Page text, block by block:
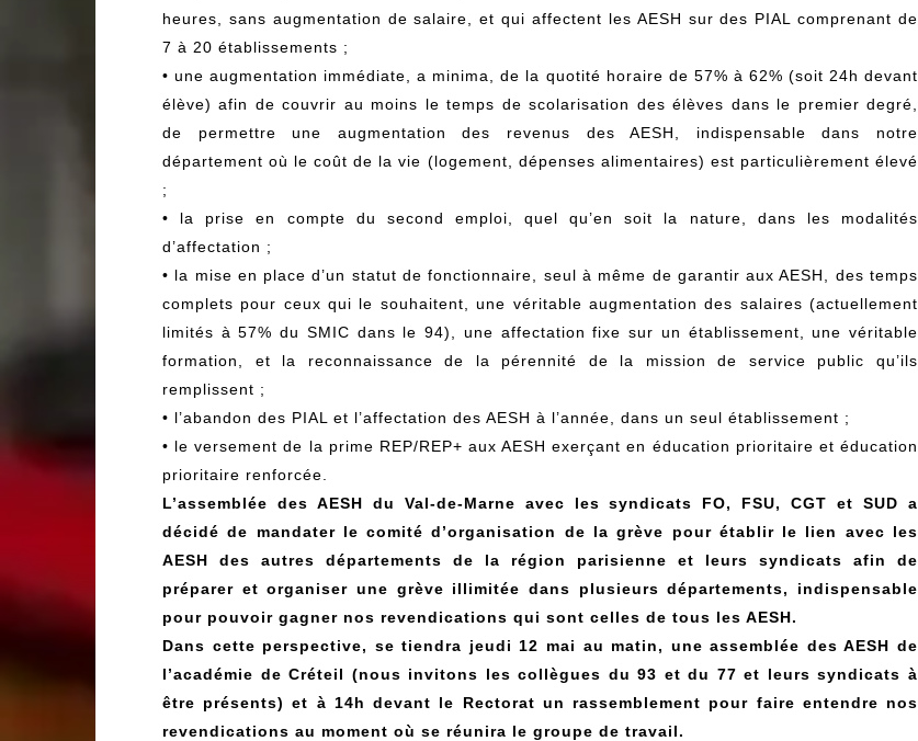
heures, sans augmentation de salaire, et qui affectent les AESH sur des PIAL comprenant de
7 à 20 établissements ;
• une augmentation immédiate, a minima, de la quotité horaire de 57% à 62% (soit 24h devant
élève) afin de couvrir au moins le temps de scolarisation des élèves dans le premier degré,
de permettre une augmentation des revenus des AESH, indispensable dans notre
département où le coût de la vie (logement, dépenses alimentaires) est particulièrement élevé
;
• la prise en compte du second emploi, quel qu’en soit la nature, dans les modalités
d’affectation ;
• la mise en place d’un statut de fonctionnaire, seul à même de garantir aux AESH, des temps
complets pour ceux qui le souhaitent, une véritable augmentation des salaires (actuellement
limités à 57% du SMIC dans le 94), une affectation fixe sur un établissement, une véritable
formation, et la reconnaissance de la pérennité de la mission de service public qu’ils
remplissent ;
• l’abandon des PIAL et l’affectation des AESH à l’année, dans un seul établissement ;
• le versement de la prime REP/REP+ aux AESH exerçant en éducation prioritaire et éducation
prioritaire renforcée.
L’assemblée des AESH du Val-de-Marne avec les syndicats FO, FSU, CGT et SUD a
décidé de mandater le comité d’organisation de la grève pour établir le lien avec les
AESH des autres départements de la région parisienne et leurs syndicats afin de
préparer et organiser une grève illimitée dans plusieurs départements, indispensable
pour pouvoir gagner nos revendications qui sont celles de tous les AESH.
Dans cette perspective, se tiendra jeudi 12 mai au matin, une assemblée des AESH de
l’académie de Créteil (nous invitons les collègues du 93 et du 77 et leurs syndicats à
être présents) et à 14h devant le Rectorat un rassemblement pour faire entendre nos
revendications au moment où se réunira le groupe de travail.